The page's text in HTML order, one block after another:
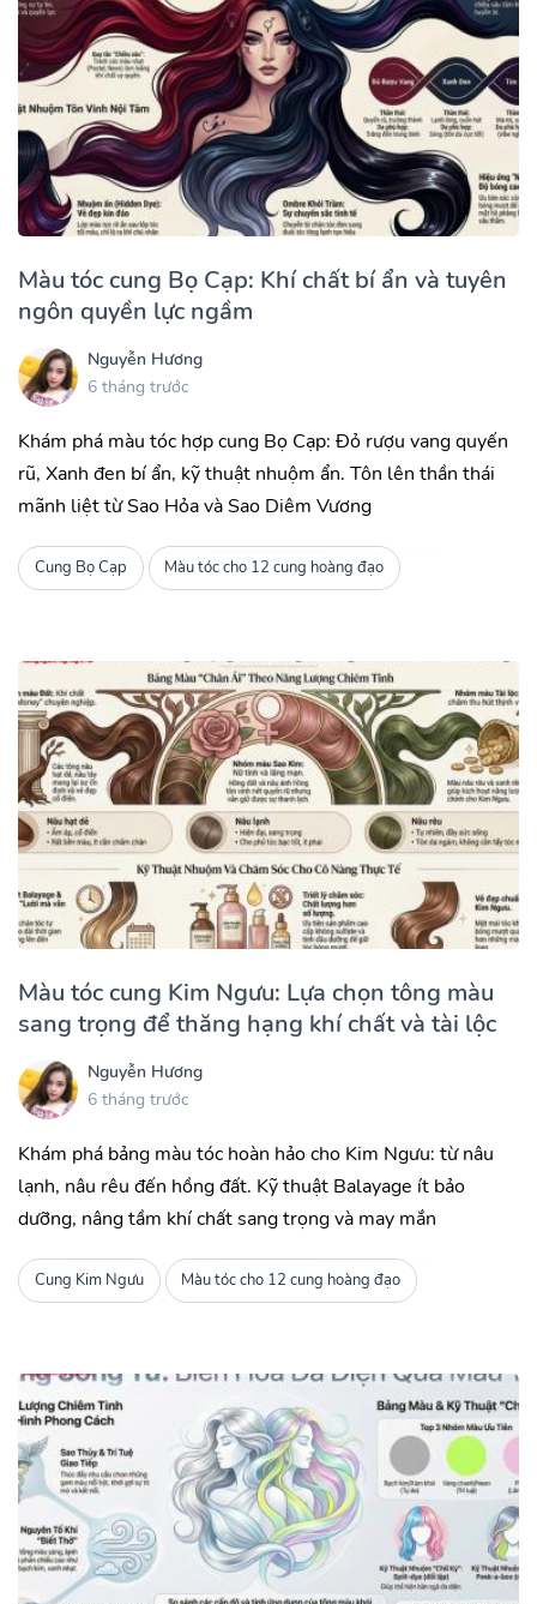
Màu tóc cung Bọ Cạp: Khí chất bí ẩn và tuyên
ngôn quyền lực ngầm
Nguyễn Hương
6 tháng trước
Khám phá màu tóc hợp cung Bọ Cạp: Đỏ rượu vang quyến
rũ, Xanh đen bí ẩn, kỹ thuật nhuộm ẩn. Tôn lên thần thái
mãnh liệt từ Sao Hỏa và Sao Diêm Vương
Cung Bọ Cạp Màu tóc cho 12 cung hoàng đạo
Màu tóc cung Kim Ngưu: Lựa chọn tông màu
sang trọng để thăng hạng khí chất và tài lộc
Nguyễn Hương
6 tháng trước
Khám phá bảng màu tóc hoàn hảo cho Kim Ngưu: từ nâu
lạnh, nâu rêu đến hồng đất. Kỹ thuật Balayage ít bảo
dưỡng, nâng tầm khí chất sang trọng và may mắn
Cung Kim Ngưu Màu tóc cho 12 cung hoàng đạo